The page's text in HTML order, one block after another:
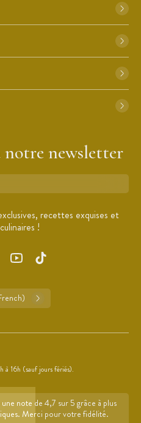
notre newsletter
recettes exquises et
!
à 16h (sauf jours fériés).
note de 4,7 sur 5 grâce à plus
Merci pour votre fidélité.